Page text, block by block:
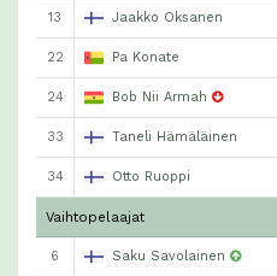
13 Jaakko Oksanen
22 Pa Konate
24 Bob Nii Armah
33 Taneli Hämäläinen
34 Otto Ruoppi
Vaihtopelaajat
6 Saku Savolainen